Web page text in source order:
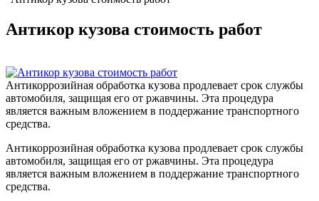
Антикор кузова стоимость работ
Антикоррозийная обработка кузова продлевает срок службы
автомобиля, защищая его от ржавчины. Эта процедура
является важным вложением в поддержание транспортного
средства.
Антикоррозийная обработка кузова продлевает срок службы
автомобиля, защищая его от ржавчины. Эта процедура
является важным вложением в поддержание транспортного
средства.